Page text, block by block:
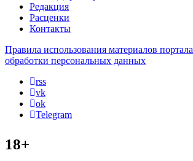
Редакция
Расценки
Контакты
Правила использования материалов портала
обработки персональных данных
rss
vk
ok
Telegram
18+